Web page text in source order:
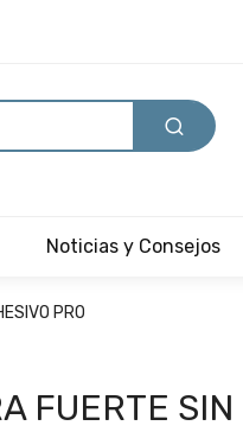
Noticias y Consejos
PRO
FUERTE SIN